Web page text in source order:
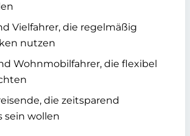
Vielfahrer, die regelmäßig
nutzen
Wohnmobilfahrer, die flexibel
die zeitsparend
sein wollen